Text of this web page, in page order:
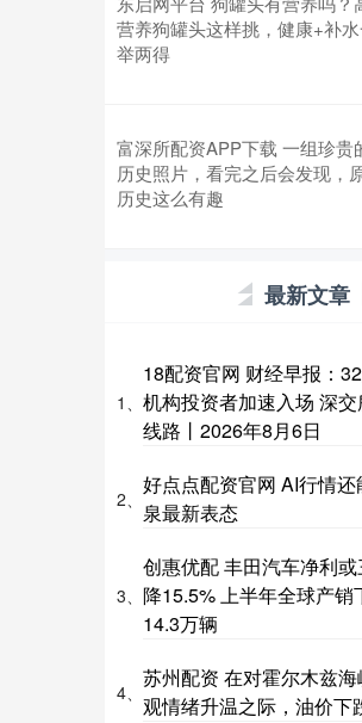
营养狗罐头这样挑，健康+补
举两得
富深所配资APP下载 一组珍贵
历史照片，看完之后会发现，
历史这么有趣
最新文章
1、
18配资官网 财经早报：
机构投资者加速入场 深
线路丨2026年8月6日
2、
好点点配资官网 AI行情
泉最新表态
3、
创惠优配 丰田汽车净利
降15.5% 上半年全球产销
14.3万辆
4、
苏州配资 在对霍尔木兹
观情绪升温之际，油价下